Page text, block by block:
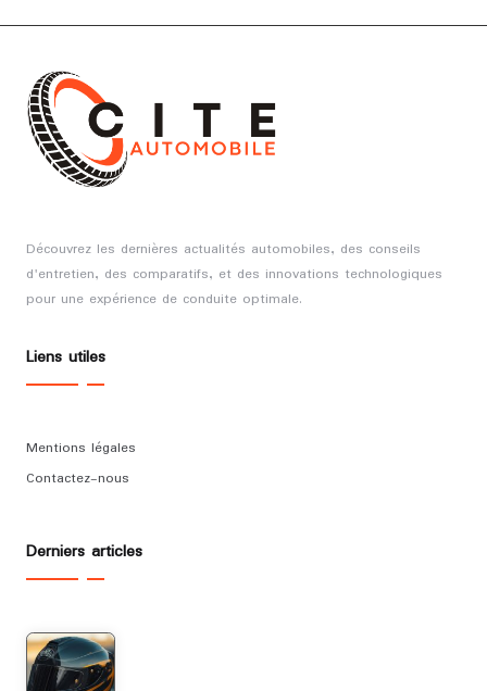
Découvrez les dernières actualités automobiles, des conseils
d'entretien, des comparatifs, et des innovations technologiques
pour une expérience de conduite optimale.
Liens utiles
Mentions légales
Contactez-nous
Derniers articles